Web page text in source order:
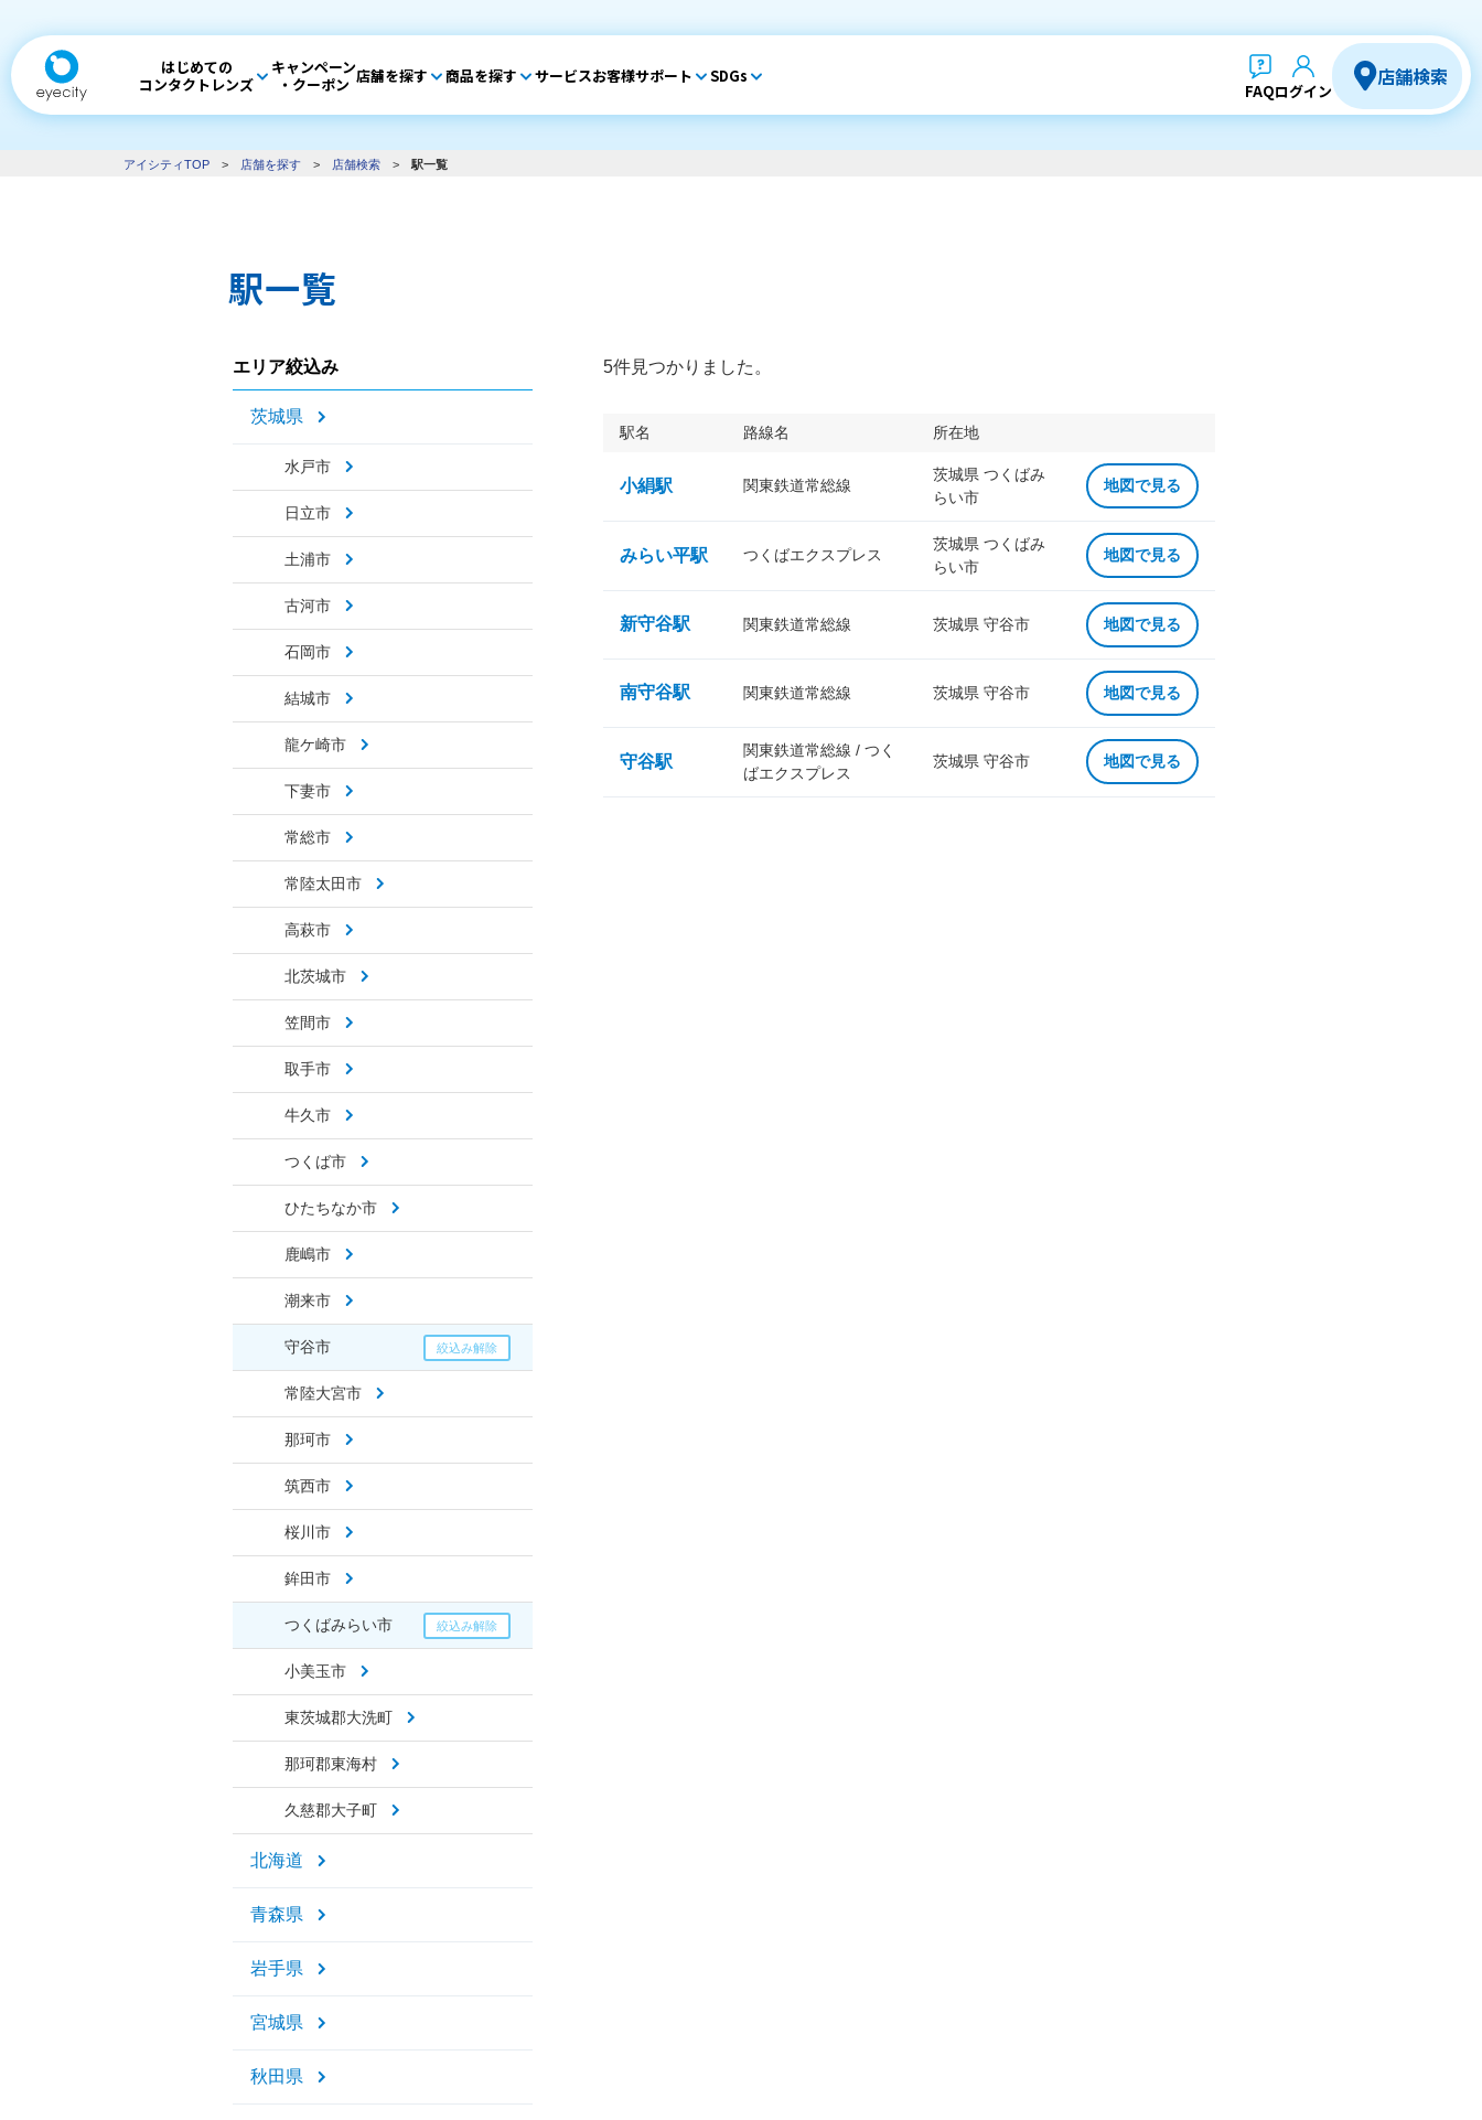
はじめての
コンタクトレンズ
キャンペーン
・クーポン 店舗を探す 商品を探す サービスお客様サポート SDGs
FAQログイン
店舗検索
アイシティTOP > 店舗を探す > 店舗検索 > 駅一覧
駅一覧
エリア絞込み
茨城県
水戸市
日立市
土浦市
古河市
石岡市
結城市
龍ケ崎市
下妻市
常総市
常陸太田市
高萩市
北茨城市
笠間市
取手市
牛久市
つくば市
ひたちなか市
鹿嶋市
潮来市
守谷市
常陸大宮市
那珂市
筑西市
桜川市
鉾田市
つくばみらい市
小美玉市
東茨城郡大洗町
那珂郡東海村
久慈郡大子町
北海道
青森県
岩手県
宮城県
秋田県
5件見つかりました。
駅名 路線名 所在地
小絹駅 関東鉄道常総線
茨城県 つくばみ
らい市
地図で見る
みらい平駅 つくばエクスプレス
茨城県 つくばみ
らい市
地図で見る
新守谷駅 関東鉄道常総線 茨城県 守谷市 地図で見る
南守谷駅 関東鉄道常総線 茨城県 守谷市 地図で見る
守谷駅
関東鉄道常総線 / つく
ばエクスプレス
茨城県 守谷市 地図で見る